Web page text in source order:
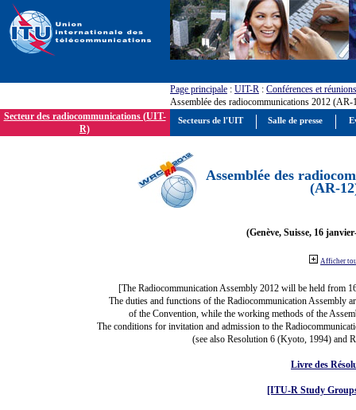
Page principale : UIT-R : Conférences et réunions
Assemblée des radiocommunications 2012 (AR-
Secteur des radiocommunications (UIT-
R)
Assemblée des
(AR-
(Genève, Suisse, 16
Afficher
[The Radiocommunication Assembly 2012 will be held from
The duties and functions of the Radiocommunication Assembly
of the Convention, while the working methods of the
The conditions for invitation and admission to the
(see also Resolution 6 (Kyoto, 1994) and
Livre des
[ITU-R Study
Secteurs de l'UIT Salle de presse